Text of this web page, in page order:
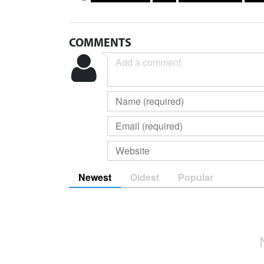
COMMENTS
Newest Oldest Popular